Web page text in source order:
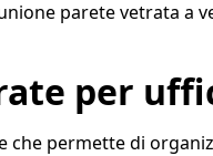
per
che permette di